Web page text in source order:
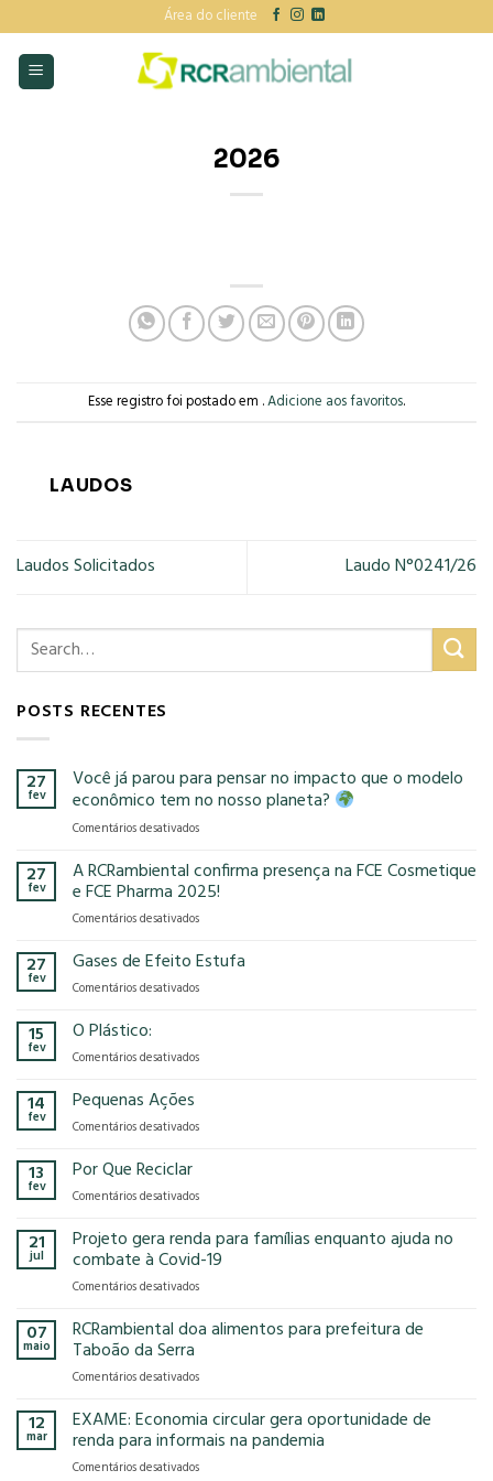
to
content
Área do cliente
2026
Esse registro foi postado em .Adicione aos favoritos.
LAUDOS
Laudos Solicitados Laudo N°0241/26
POSTS RECENTES
27
fev
Você já parou para pensar no impacto que o modelo
econômico tem no nosso planeta?
Comentários desativadosem
já
parou
para
pensar
impacto
o
tem
27
fev
A RCRambiental confirma presença na FCE Cosmetique
e FCE Pharma 2025!
Comentários desativadosem
RCRambiental
presença
e
2025!
27
fev
Gases de Efeito Estufa
Comentários desativadosem
Estufa
15
fev
O Plástico:
Comentários desativadosem
14
fev
Pequenas Ações
Comentários desativadosem
13
fev
Por Que Reciclar
Comentários desativadosem
Que
Reciclar
21
jul
Projeto gera renda para famílias enquanto ajuda no
combate à Covid-19
Comentários desativadosem
gera
famílias
ajuda
no
à
07
maio
RCRambiental doa alimentos para prefeitura de
Taboão da Serra
Comentários desativadosem
doa
alimentos
para
prefeitura
12
mar
EXAME: Economia circular gera oportunidade de
renda para informais na pandemia
Comentários desativadosem